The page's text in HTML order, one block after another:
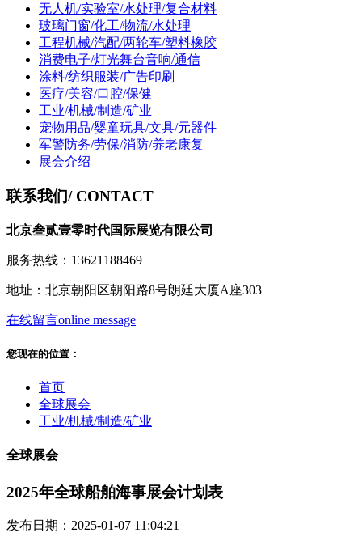
无人机/实验室/水处理/复合材料
玻璃门窗/化工/物流/水处理
工程机械/汽配/两轮车/塑料橡胶
消费电子/灯光舞台音响/通信
涂料/纺织服装/广告印刷
医疗/美容/口腔/保健
工业/机械/制造/矿业
宠物用品/婴童玩具/文具/元器件
军警防务/劳保/消防/养老康复
展会介绍
联系我们/ CONTACT
北京叁贰壹零时代国际展览有限公司
服务热线：13621188469
地址：北京朝阳区朝阳路8号朗廷大厦A座303
在线留言online message
您现在的位置：
首页
全球展会
工业/机械/制造/矿业
全球展会
2025年全球船舶海事展会计划表
发布日期：2025-01-07 11:04:21